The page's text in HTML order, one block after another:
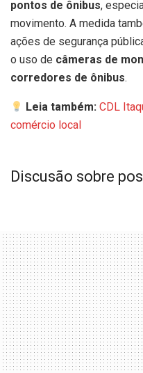
pontos de ônibus,
movimento. A medida
ações de segurança
o uso de câmeras de
corredores de ônibus.
Leia também: CDL
comércio local
Discusão sobre